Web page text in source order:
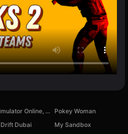
Gym Simulator Online, Escape
Pokey Woman
Dubai
My Sandbox